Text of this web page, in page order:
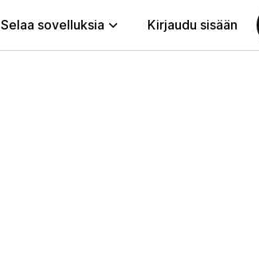
Selaa sovelluksia Kirjaudu sisään